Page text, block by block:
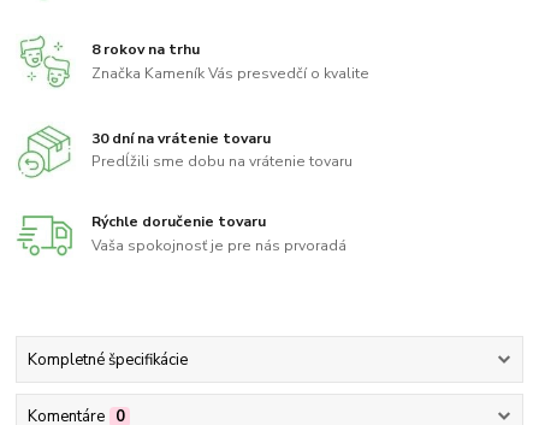
8 rokov na trhu
Značka Kameník Vás presvedčí o kvalite
30 dní na vrátenie tovaru
Predĺžili sme dobu na vrátenie tovaru
Rýchle doručenie tovaru
Vaša spokojnosť je pre nás prvoradá
Kompletné špecifikácie
Komentáre 0